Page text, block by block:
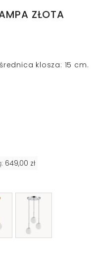
ZŁOTA
klosza: 15 cm.
649,00 zł